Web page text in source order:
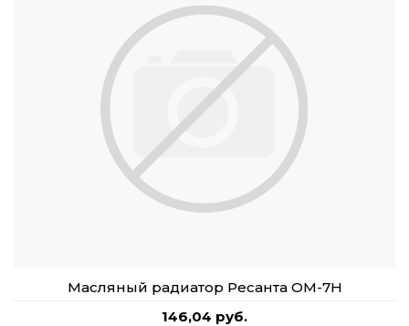
Масляный радиатор Ресанта ОМ-7Н
146,04 руб.